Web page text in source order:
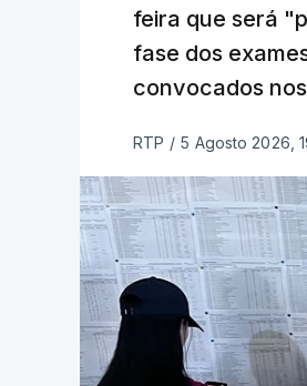
feira que será
fase dos
convocados
RTP / 5 Agosto 2026,